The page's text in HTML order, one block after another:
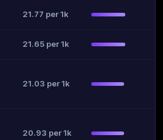
21.77 per 1k
21.65 per 1k
21.03 per 1k
20.93 per 1k